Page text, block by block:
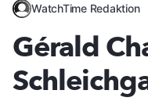
WatchTime Redaktion
Gérald